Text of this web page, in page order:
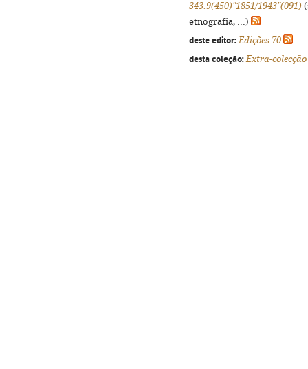
343.9(450)"1851/1943"(091)
etnografia, ...)
deste editor: Edições 70
desta coleção: Extra-colecção